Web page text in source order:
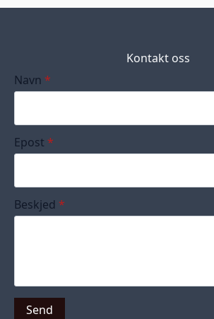
Kontakt oss
Navn *
Epost *
Beskjed *
Send